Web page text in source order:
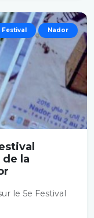
Festival Nador
la
le 5e Festival